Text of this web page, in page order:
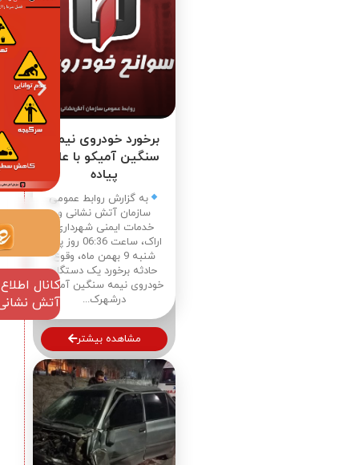
برخورد خودروی نیمه
سنگین آمیکو با عابر
به گزارش روابط عمومی
سازمان آتش نشانی و
خدمات ایمنی شهرداری
اراک، ساعت 06:36 روز پنج
شنبه 9 بهمن ماه، وقوع
حادثه برخورد یک دستگاه
خودروی نیمه سنگین آمیکو
درشهرک...
مشاهده بیشتر
کانال اطلاع رسانی
آتش نشانی اراک